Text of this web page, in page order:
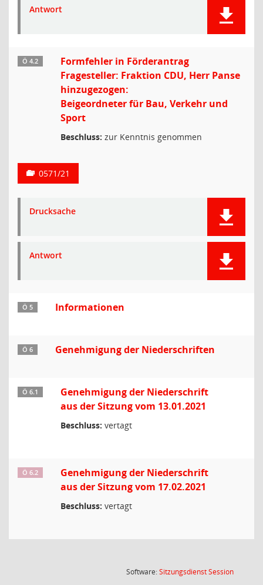
Antwort
Ö 4.2
Formfehler in Förderantrag
Fragesteller: Fraktion CDU, Herr Panse
hinzugezogen:
Beigeordneter für Bau, Verkehr und
Sport
Beschluss: zur Kenntnis genommen
0571/21
Drucksache
Antwort
Ö 5 Informationen
Ö 6 Genehmigung der Niederschriften
Ö 6.1
Genehmigung der Niederschrift
aus der Sitzung vom 13.01.2021
Beschluss: vertagt
Ö 6.2
Genehmigung der Niederschrift
aus der Sitzung vom 17.02.2021
Beschluss: vertagt
Software:SitzungsdienstSession(Wird in